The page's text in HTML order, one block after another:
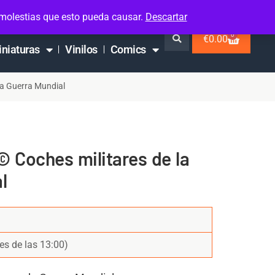
que esto pueda causar. Descartar
Vinilos Comics
€0.00 0
Guerra Mundial
Coches militares de la
de las 13:00)